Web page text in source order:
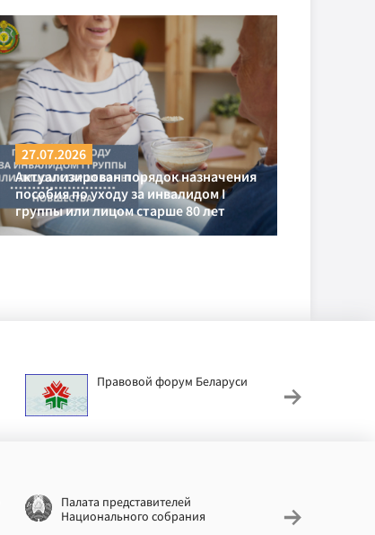
27.07.2026
Актуализирован порядок назначения
пособия по уходу за инвалидом I
группы или лицом старше 80 лет
Правовой форум Беларуси
Палата представителей
Национального собрания